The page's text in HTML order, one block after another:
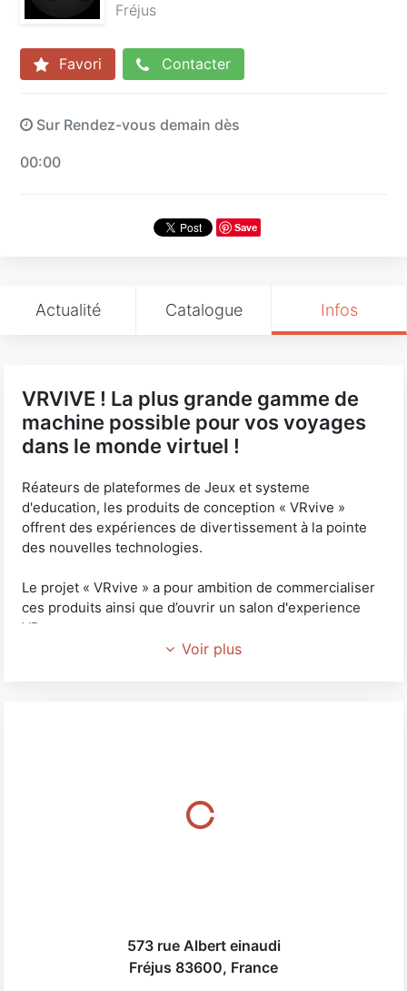
Fréjus
Favori Contacter
Sur Rendez-vous demain dès
00:00
Save
Actualité Catalogue Infos
VRVIVE ! La plus grande gamme de
machine possible pour vos voyages
dans le monde virtuel !
Réateurs de plateformes de Jeux et systeme
d'education, les produits de conception « VRvive »
offrent des expériences de divertissement à la pointe
des nouvelles technologies.
Le projet « VRvive » a pour ambition de commercialiser
ces produits ainsi que d’ouvrir un salon d'experience
VR.
Voir plus
573 rue Albert einaudi
Fréjus 83600, France